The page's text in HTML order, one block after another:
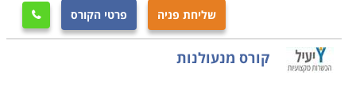
אשר מטרתה לסייע למסיימים את הקורס בהצלחה למצוא
מקום עבודה ולהשתלב מייד בשוק העבודה, לכן רצוי לבחור
קורס מנעולן במוסד לימודי אשר מעניק את השירות הזה על
מנת שתוכלו להתחיל בקריירה מצליחה מייד לאחר הקורס.
שליחת פניה פרטי הקורס 
קורס מנעולנות